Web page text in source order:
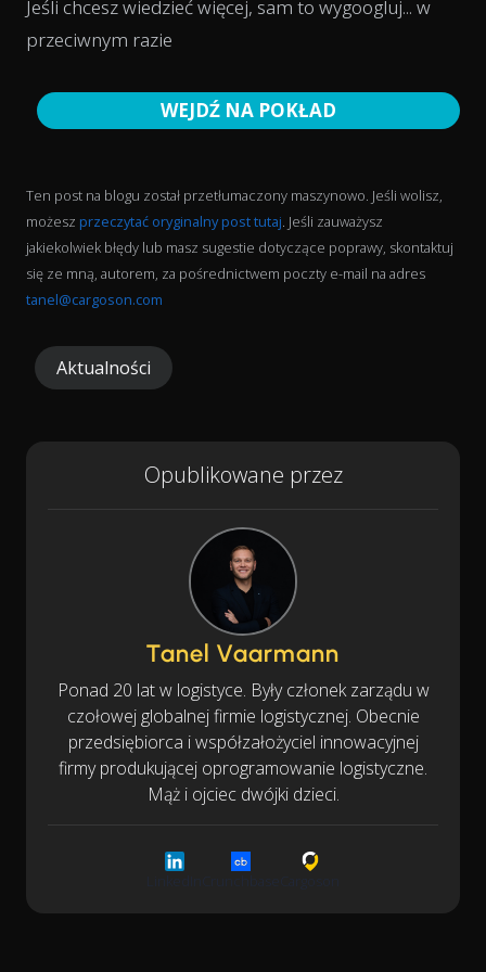
Jeśli chcesz wiedzieć więcej, sam to wygoogluj... w
przeciwnym razie
WEJDŹ NA POKŁAD
Ten post na blogu został przetłumaczony maszynowo. Jeśli wolisz,
możesz przeczytać oryginalny post tutaj . Jeśli zauważysz
jakiekolwiek błędy lub masz sugestie dotyczące poprawy, skontaktuj
się ze mną, autorem, za pośrednictwem poczty e-mail na adres
tanel@cargoson.com
Aktualności
Opublikowane przez
Tanel Vaarmann
Ponad 20 lat w logistyce. Były członek zarządu w
czołowej globalnej firmie logistycznej. Obecnie
przedsiębiorca i współzałożyciel innowacyjnej
firmy produkującej oprogramowanie logistyczne.
Mąż i ojciec dwójki dzieci.